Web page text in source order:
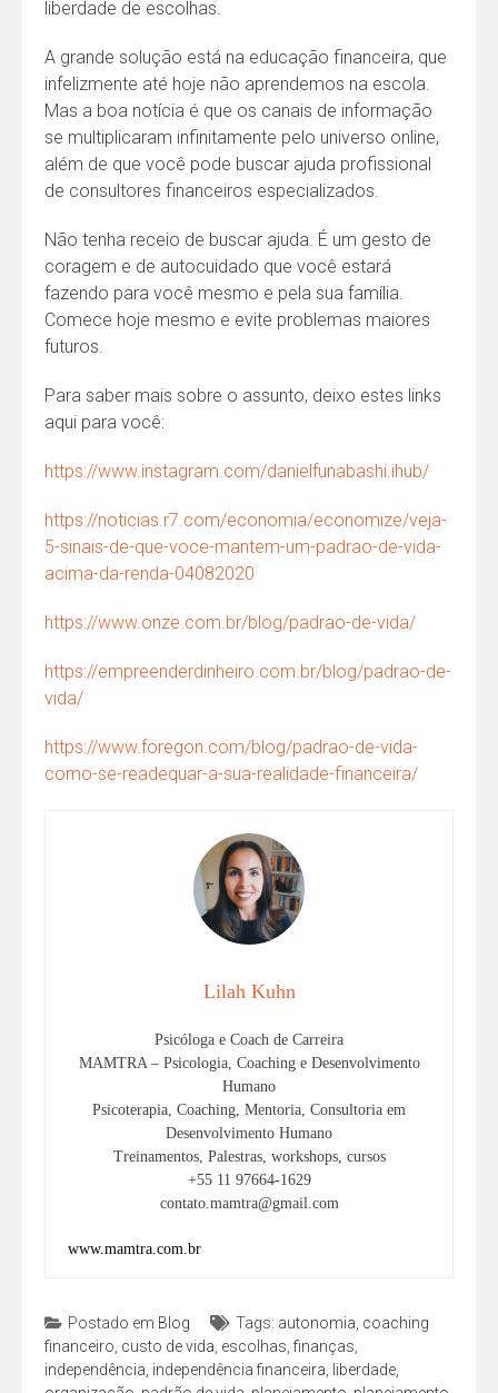
liberdade de escolhas.
A grande solução está na educação financeira, que
infelizmente até hoje não aprendemos na escola.
Mas a boa notícia é que os canais de informação
se multiplicaram infinitamente pelo universo online,
além de que você pode buscar ajuda profissional
de consultores financeiros especializados.
Não tenha receio de buscar ajuda. É um gesto de
coragem e de autocuidado que você estará
fazendo para você mesmo e pela sua família.
Comece hoje mesmo e evite problemas maiores
futuros.
Para saber mais sobre o assunto, deixo estes links
aqui para você:
https://www.instagram.com/danielfunabashi.ihub/
https://noticias.r7.com/economia/economize/veja-
5-sinais-de-que-voce-mantem-um-padrao-de-vida-
acima-da-renda-04082020
https://www.onze.com.br/blog/padrao-de-vida/
https://empreenderdinheiro.com.br/blog/padrao-de-
vida/
https://www.foregon.com/blog/padrao-de-vida-
como-se-readequar-a-sua-realidade-financeira/
Lilah Kuhn
Psicóloga e Coach de Carreira
MAMTRA – Psicologia, Coaching e Desenvolvimento
Humano
Psicoterapia, Coaching, Mentoria, Consultoria em
Desenvolvimento Humano
Treinamentos, Palestras, workshops, cursos
+55 11 97664-1629
contato.mamtra@gmail.com
www.mamtra.com.br
Postado em Blog Tags: autonomia, coaching
financeiro, custo de vida, escolhas, finanças,
independência, independência financeira, liberdade,